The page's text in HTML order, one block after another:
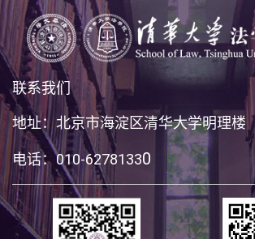
联系我们
地址：北京市海淀区清华大学明理楼
电话：010-62781330